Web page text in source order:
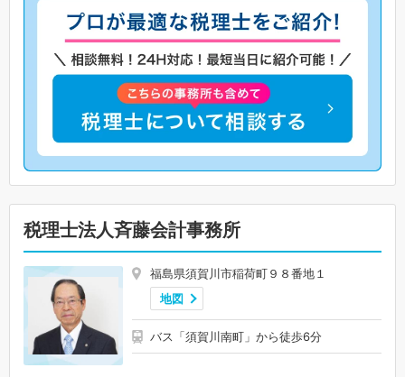
税理士法人斉藤会計事務所
福島県須賀川市稲荷町９８番地１
地図
バス「須賀川南町」から徒歩6分